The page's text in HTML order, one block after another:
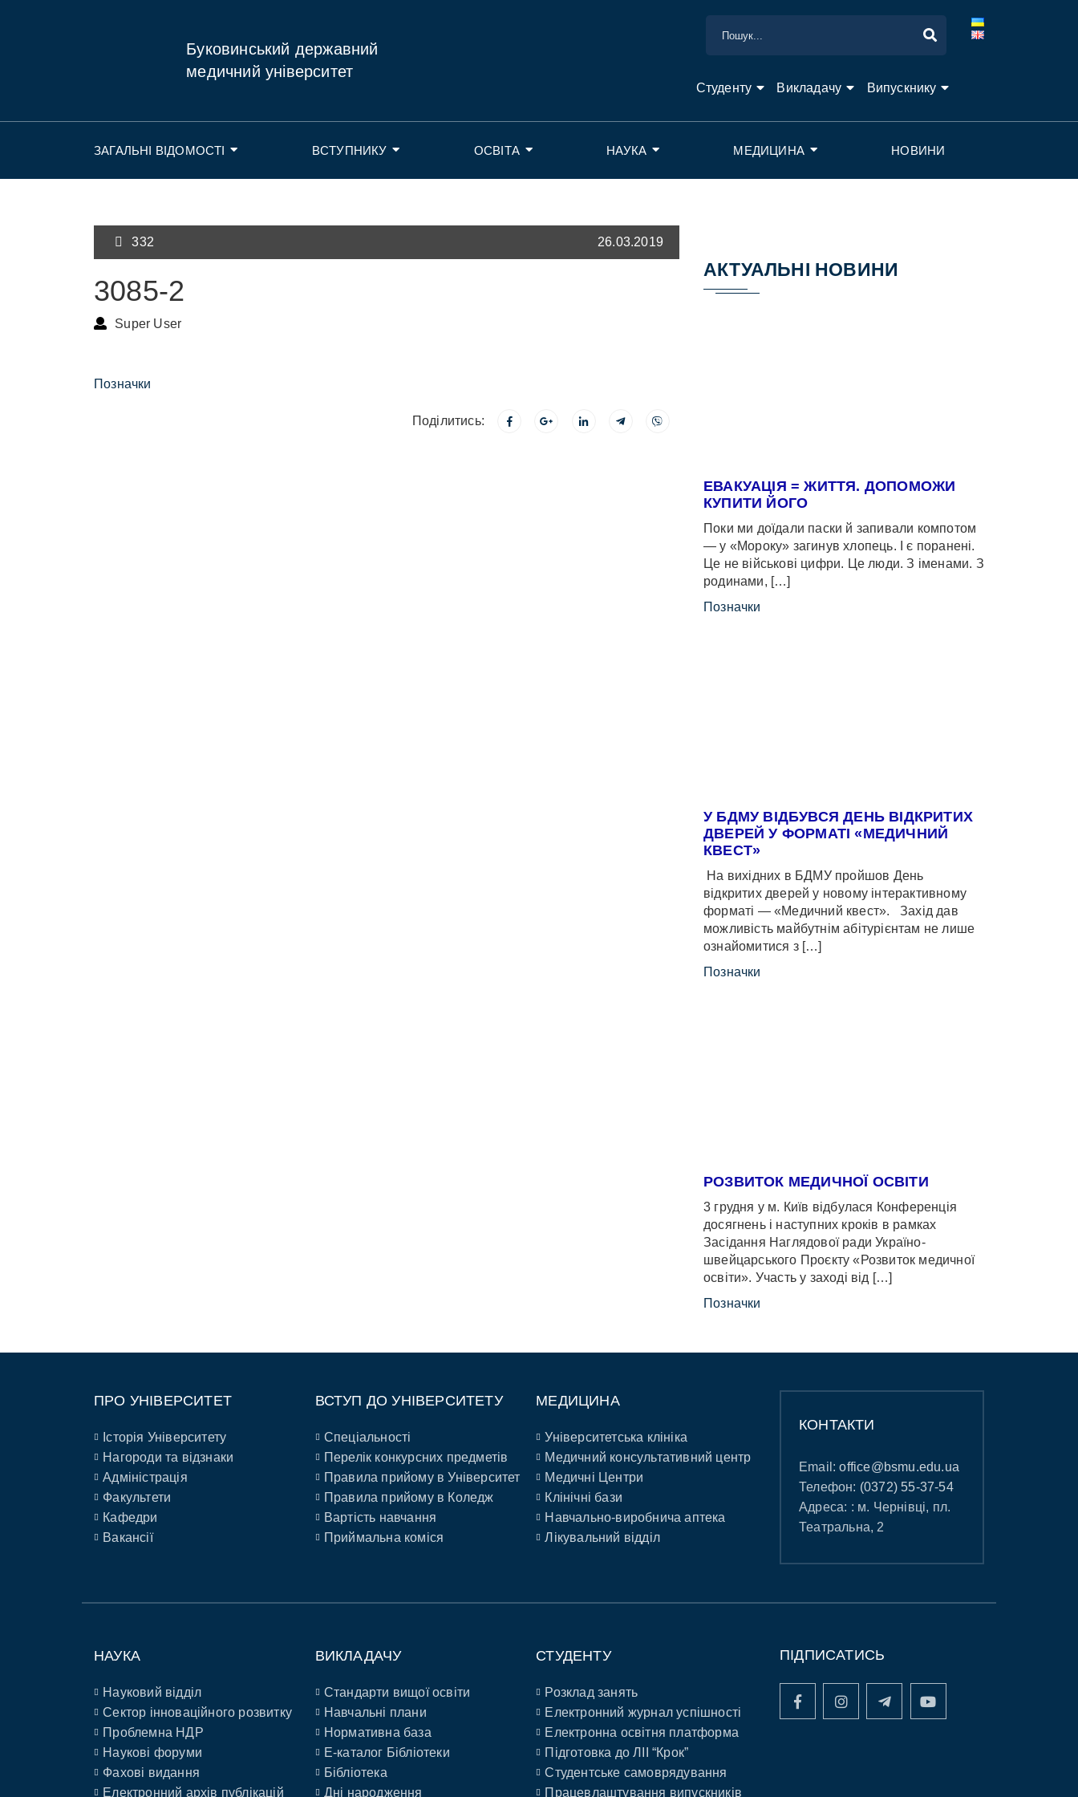
Буковинський державний
медичний університет
Студенту Викладачу Випускнику
ЗАГАЛЬНІ ВІДОМОСТІ ВСТУПНИКУ ОСВІТА НАУКА МЕДИЦИНА НОВИНИ
332 26.03.2019
3085-2
Super User
Позначки
Поділитись:
АКТУАЛЬНІ НОВИНИ
ЕВАКУАЦІЯ = ЖИТТЯ. ДОПОМОЖИ
КУПИТИ ЙОГО
Поки ми доїдали паски й запивали компотом
— у «Мороку» загинув хлопець. І є поранені.
Це не військові цифри. Це люди. З іменами. З
родинами, […]
Позначки
У БДМУ ВІДБУВСЯ ДЕНЬ ВІДКРИТИХ
ДВЕРЕЙ У ФОРМАТІ «МЕДИЧНИЙ
КВЕСТ»
На вихідних в БДМУ пройшов День
відкритих дверей у новому інтерактивному
форматі — «Медичний квест». Захід дав
можливість майбутнім абітурієнтам не лише
ознайомитися з […]
Позначки
РОЗВИТОК МЕДИЧНОЇ ОСВІТИ
3 грудня у м. Київ відбулася Конференція
досягнень і наступних кроків в рамках
Засідання Наглядової ради Україно-
швейцарського Проєкту «Розвиток медичної
освіти». Участь у заході від […]
Позначки
ПРО УНІВЕРСИТЕТ
Історія Університету
Нагороди та відзнаки
Адміністрація
Факультети
Кафедри
Вакансії
ВСТУП ДО УНІВЕРСИТЕТУ
Спеціальності
Перелік конкурсних предметів
Правила прийому в Університет
Правила прийому в Коледж
Вартість навчання
Приймальна коміся
МЕДИЦИНА
Університетська клініка
Медичний консультативний центр
Медичні Центри
Клінічні бази
Навчально-виробнича аптека
Лікувальний відділ
КОНТАКТИ
Email:office@bsmu.edu.ua
Телефон: (0372) 55-37-54
Адреса: : м. Чернівці, пл.
Театральна, 2
НАУКА
Науковий відділ
Сектор інноваційного розвитку
Проблемна НДР
Наукові форуми
Фахові видання
Електронний архів публікацій
ВИКЛАДАЧУ
Стандарти вищої освіти
Навчальні плани
Нормативна база
E-каталог Бібліотеки
Бібліотека
Дні народження
СТУДЕНТУ
Розклад занять
Електронний журнал успішності
Електронна освітня платформа
Підготовка до ЛІІ “Крок”
Студентське самоврядування
Працевлаштування випускників
ПІДПИСАТИСЬ